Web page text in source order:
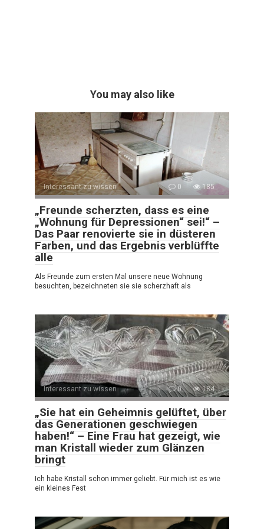
You may also like
Interessant zu wissen 0 185
„Freunde scherzten, dass es eine
„Wohnung für Depressionen“ sei!“ –
Das Paar renovierte sie in düsteren
Farben, und das Ergebnis verblüffte
alle
Als Freunde zum ersten Mal unsere neue Wohnung
besuchten, bezeichneten sie sie scherzhaft als
Interessant zu wissen 0 184
„Sie hat ein Geheimnis gelüftet, über
das Generationen geschwiegen
haben!“ – Eine Frau hat gezeigt, wie
man Kristall wieder zum Glänzen
bringt
Ich habe Kristall schon immer geliebt. Für mich ist es wie
ein kleines Fest